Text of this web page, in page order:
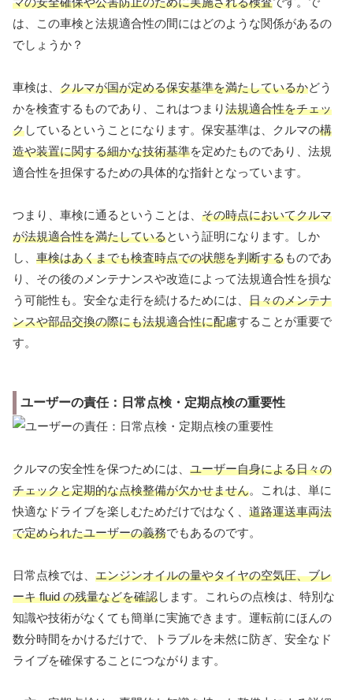
は、この車検と法規適合性の間にはどのような関係があるの
でしょうか？
車検は、 クルマが国が定める保安基準を満たしているかどう
かを検査するものであり、これはつまり法規適合性をチェッ
クしているということになります。保安基準は、クルマの構
造や装置に関する細かな技術基準を定めたものであり、法規
適合性を担保するための具体的な指針となっています。
つまり、車検に通るということは、 その時点においてクルマ
が法規適合性を満たしているという証明になります。しか
し、 車検はあくまでも検査時点での状態を判断するものであ
り、その後のメンテナンスや改造によって法規適合性を損な
う可能性も。安全な走行を続けるためには、 日々のメンテナ
ンスや部品交換の際にも法規適合性に配慮することが重要で
す。
ユーザーの責任：日常点検・定期点検の重要性
クルマの安全性を保つためには、 ユーザー自身による日々の
チェックと定期的な点検整備が欠かせません。これは、単に
快適なドライブを楽しむためだけではなく、 道路運送車両法
で定められたユーザーの義務でもあるのです。
日常点検では、 エンジンオイルの量やタイヤの空気圧、ブレ
ーキ fluid の残量などを確認します。これらの点検は、特別な
知識や技術がなくても簡単に実施できます。運転前にほんの
数分時間をかけるだけで、トラブルを未然に防ぎ、安全なド
ライブを確保することにつながります。